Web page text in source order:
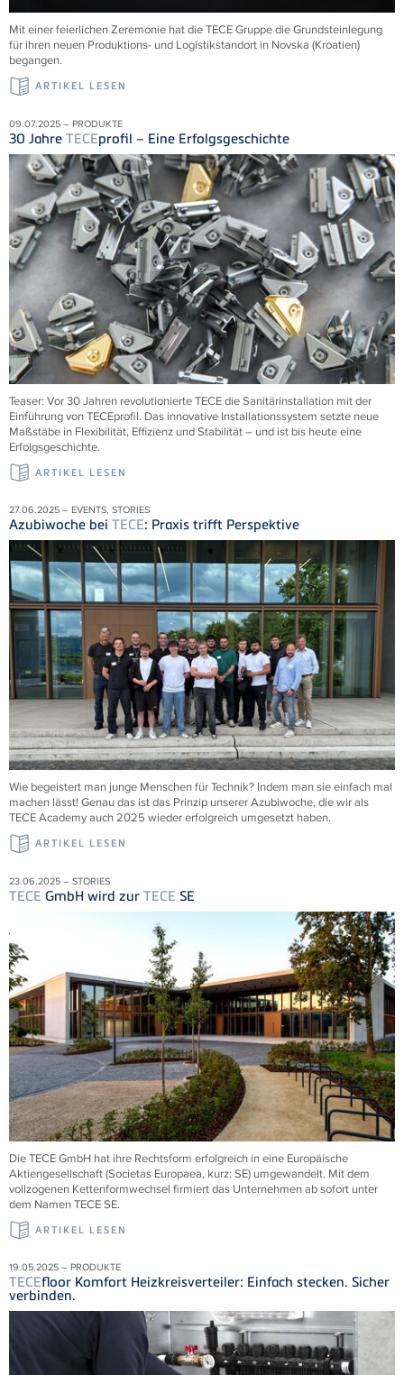
Mit einer feierlichen Zeremonie hat dieTECEGruppe die Grundsteinlegung
für ihren neuen Produktions- und Logistikstandort in Novska (Kroatien)
begangen.
ARTIKEL LESEN
09.07.2025 – PRODUKTE
30 Jahre TECEprofil – Eine Erfolgsgeschichte
Teaser: Vor 30 Jahren revolutionierteTECEdie Sanitärinstallation mit der
Einführung vonTECEprofil. Das innovative Installationssystem setzte neue
Maßstäbe in Flexibilität, Effizienz und Stabilität – und ist bis heute eine
Erfolgsgeschichte.
ARTIKEL LESEN
27.06.2025 – EVENTS, STORIES
Azubiwoche bei TECE: Praxis trifft Perspektive
Wie begeistert man junge Menschen für Technik? Indem man sie einfach mal
machen lässt! Genau das ist das Prinzip unserer Azubiwoche, die wir als
TECEAcademy auch 2025 wieder erfolgreich umgesetzt haben.
ARTIKEL LESEN
23.06.2025 – STORIES
TECE GmbH wird zur TECE SE
DieTECEGmbH hat ihre Rechtsform erfolgreich in eine Europäische
Aktiengesellschaft (Societas Europaea, kurz: SE) umgewandelt. Mit dem
vollzogenen Kettenformwechsel firmiert das Unternehmen ab sofort unter
dem NamenTECESE.
ARTIKEL LESEN
19.05.2025 – PRODUKTE
TECEfloor Komfort Heizkreisverteiler: Einfach stecken. Sicher
verbinden.